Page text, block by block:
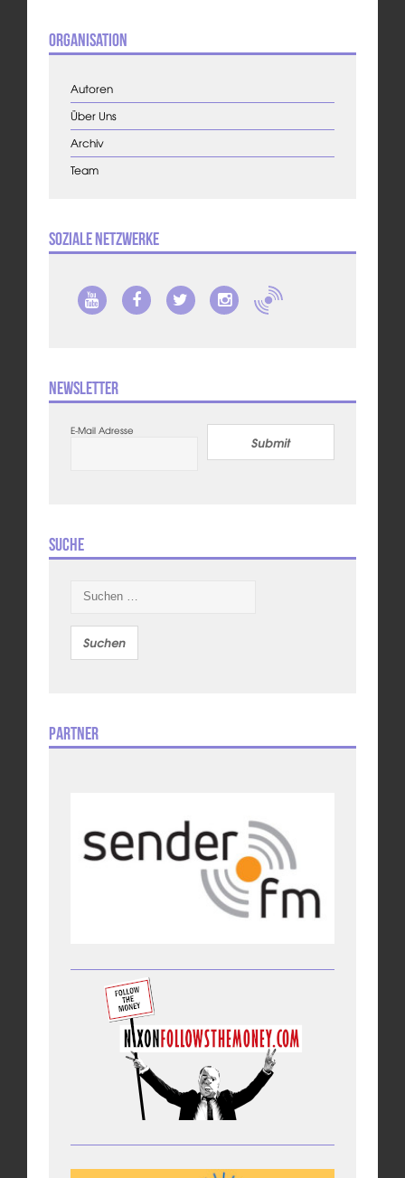
Organisation
Autoren
Über Uns
Archiv
Team
Soziale Netzwerke
Newsletter
E-Mail Adresse
Submit
Suche
nach:
Partner